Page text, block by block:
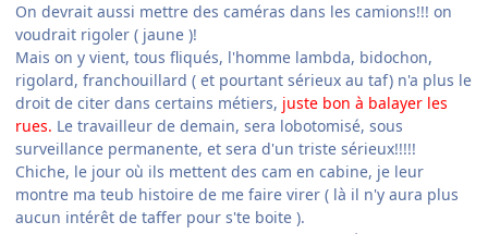
On devrait aussi mettre des caméras dans les camions!!! on
voudrait rigoler ( jaune )!
Mais on y vient, tous fliqués, l'homme lambda, bidochon,
rigolard, franchouillard ( et pourtant sérieux au taf) n'a plus le
droit de citer dans certains métiers, juste bon à balayer les
rues. Le travailleur de demain, sera lobotomisé, sous
surveillance permanente, et sera d'un triste sérieux!!!!!
Chiche, le jour où ils mettent des cam en cabine, je leur
montre ma teub histoire de me faire virer ( là il n'y aura plus
aucun intérêt de taffer pour s'te boite ).